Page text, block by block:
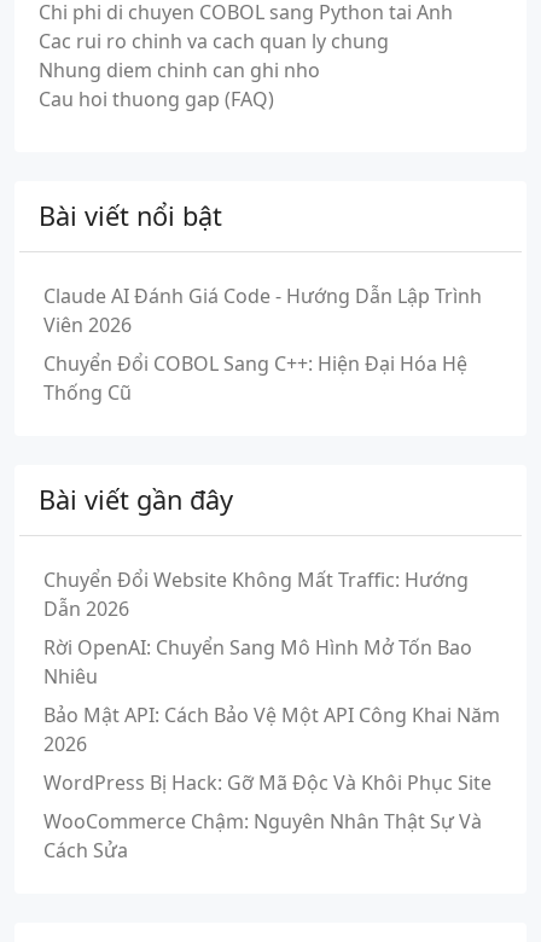
Chi phi di chuyen COBOL sang Python tai Anh
Cac rui ro chinh va cach quan ly chung
Nhung diem chinh can ghi nho
Cau hoi thuong gap (FAQ)
Bài viết nổi bật
Claude AI Đánh Giá Code - Hướng Dẫn Lập Trình
Viên 2026
Chuyển Đổi COBOL Sang C++: Hiện Đại Hóa Hệ
Thống Cũ
Bài viết gần đây
Chuyển Đổi Website Không Mất Traffic: Hướng
Dẫn 2026
Rời OpenAI: Chuyển Sang Mô Hình Mở Tốn Bao
Nhiêu
Bảo Mật API: Cách Bảo Vệ Một API Công Khai Năm
2026
WordPress Bị Hack: Gỡ Mã Độc Và Khôi Phục Site
WooCommerce Chậm: Nguyên Nhân Thật Sự Và
Cách Sửa